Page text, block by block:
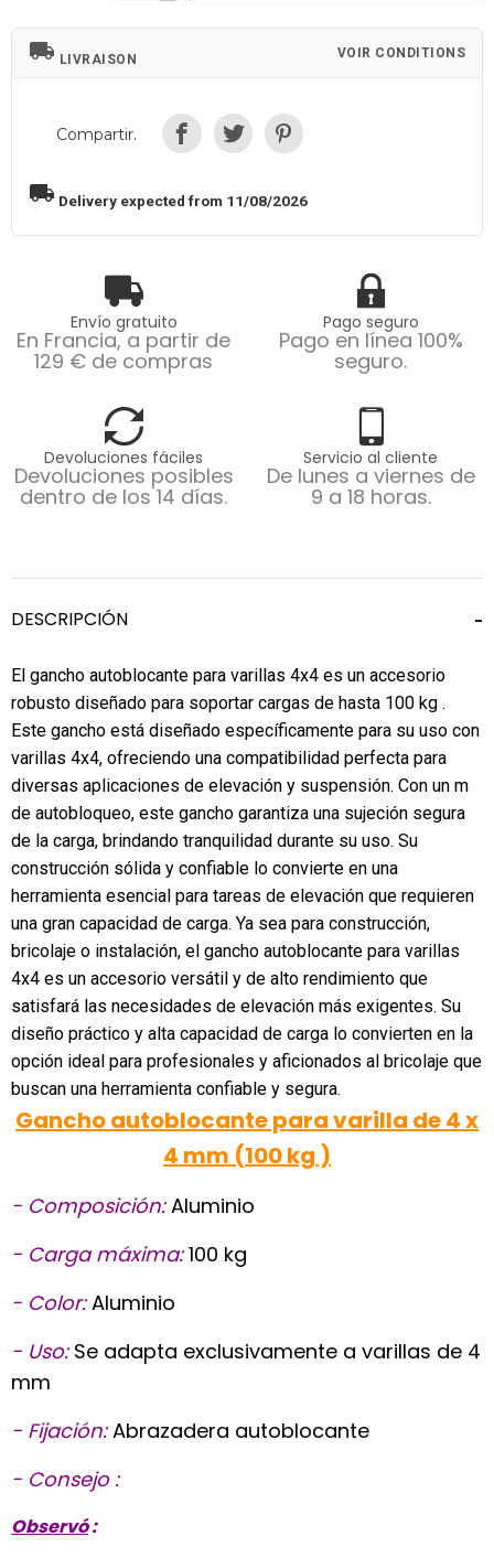
local_shipping LIVRAISON VOIR CONDITIONS
Compartir.
local_shipping Delivery expected from 11/08/2026
Envío gratuito
En Francia, a partir de
129 € de compras
Pago seguro
Pago en línea 100%
seguro.
Devoluciones fáciles
Devoluciones posibles
dentro de los 14 días.
Servicio al cliente
De lunes a viernes de
9 a 18 horas.
DESCRIPCIÓN
El gancho autoblocante para varillas 4x4 es un accesorio
robusto diseñado para soportar cargas de hasta 100 kg .
Este gancho está diseñado específicamente para su uso con
varillas 4x4, ofreciendo una compatibilidad perfecta para
diversas aplicaciones de elevación y suspensión. Con un m
de autobloqueo, este gancho garantiza una sujeción segura
de la carga, brindando tranquilidad durante su uso. Su
construcción sólida y confiable lo convierte en una
herramienta esencial para tareas de elevación que requieren
una gran capacidad de carga. Ya sea para construcción,
bricolaje o instalación, el gancho autoblocante para varillas
4x4 es un accesorio versátil y de alto rendimiento que
satisfará las necesidades de elevación más exigentes. Su
diseño práctico y alta capacidad de carga lo convierten en la
opción ideal para profesionales y aficionados al bricolaje que
buscan una herramienta confiable y segura.
Gancho autoblocante para varilla de 4 x
4 mm (100 kg )
- Composición: Aluminio
- Carga máxima: 100 kg
- Color:Aluminio
- Uso: Se adapta exclusivamente a varillas de 4
mm
- Fijación: Abrazadera autoblocante
- Consejo :
Observó: